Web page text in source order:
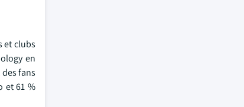
et clubs
en
fans
et 61 %